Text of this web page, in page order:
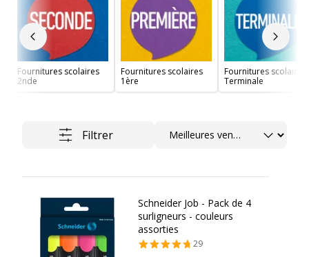
Slide précédent Slide
Fournitures scolaires
2nde
Fournitures scolaires
1ère
Fournitures scolaires
Terminale
Filtrer Trier
Schneider Job - Pack de 4
surligneurs - couleurs
assorties
29